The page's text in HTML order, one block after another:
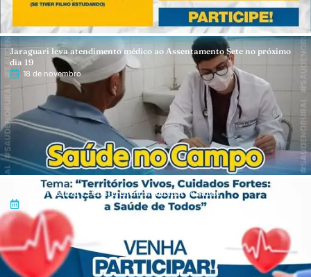
Jaraguari leva atendimento médico ao Assentamento Sete no próximo
dia 19
18 de novembro
Jaraguari realiza 7ª Conferência Municipal de Saúde